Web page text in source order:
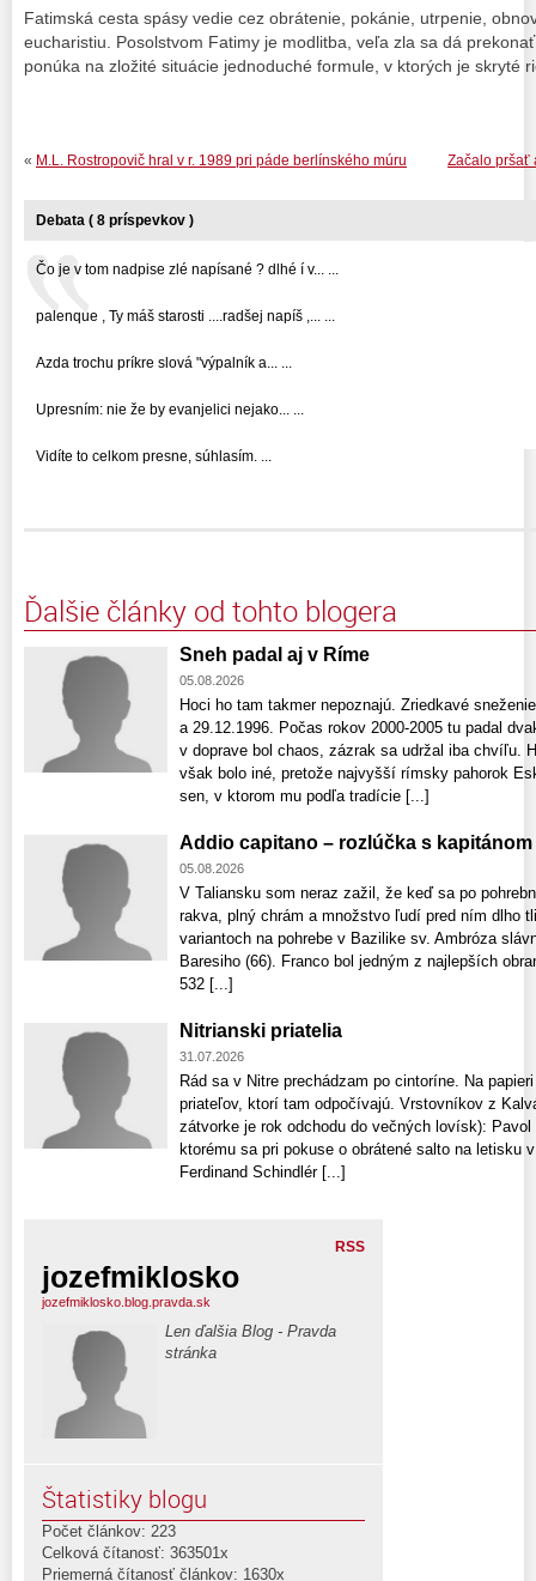
Fatimská cesta spásy vedie cez obrátenie, pokánie, utrpenie,
eucharistiu. Posolstvom Fatimy je modlitba, veľa zla sa dá
ponúka na zložité situácie jednoduché formule, v ktorých je skryté
Začalo pršať
« M.L. Rostropovič hral v r. 1989 pri páde berlínského múru
Debata ( 8 príspevkov )
Čo je v tom nadpise zlé napísané ? dlhé í v... ...
palenque , Ty máš starosti ....radšej napíš ,... ...
Azda trochu príkre slová "výpalník a... ...
Upresním: nie že by evanjelici nejako... ...
Vidíte to celkom presne, súhlasím. ...
Ďalšie články od tohto blogera
Sneh padal aj v Ríme
05.08.2026
Hoci ho tam takmer nepoznajú. Zriedkavé
a 29.12.1996. Počas rokov 2000-2005 tu padal
v doprave bol chaos, zázrak sa udržal iba chvíľu.
však bolo iné, pretože najvyšší rímsky pahorok
sen, v ktorom mu podľa tradície [...]
Addio capitano – rozlúčka s kapitánom
05.08.2026
V Taliansku som neraz zažil, že keď sa po
rakva, plný chrám a množstvo ľudí pred ním dlho
variantoch na pohrebe v Bazilike sv. Ambróza
Baresiho (66). Franco bol jedným z najlepších
532 [...]
Nitrianski priatelia
31.07.2026
Rád sa v Nitre prechádzam po cintoríne. Na
priateľov, ktorí tam odpočívajú. Vrstovníkov z
zátvorke je rok odchodu do večných lovísk):
ktorému sa pri pokuse o obrátené salto na letisku
Ferdinand Schindlér [...]
RSS
jozefmiklosko
jozefmiklosko.blog.pravda.sk
Len ďalšia Blog - Pravda
stránka
Štatistiky blogu
Počet článkov: 223
Celková čítanosť: 363501x
Priemerná čítanosť článkov: 1630x